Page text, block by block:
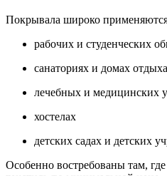
Покрывала широко
рабочих и студенческих
санаториях и домах отдыха
лечебных и медицинских
хостелах
детских садах и детских
Особенно востребованы там,